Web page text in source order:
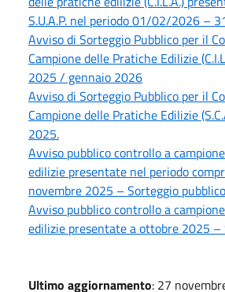
S.U.A.P. nel periodo 01/02/2026 –
Avviso di Sorteggio Pubblico per il
Campione delle Pratiche Edilizie
2025 / gennaio 2026
Avviso di Sorteggio Pubblico per il
Campione delle Pratiche Edilizie
2025.
Avviso pubblico controllo a
edilizie presentate nel periodo
novembre 2025 – Sorteggio pubblico
Avviso pubblico controllo a
edilizie presentate a ottobre 2025 –
Ultimo aggiornamento: 27